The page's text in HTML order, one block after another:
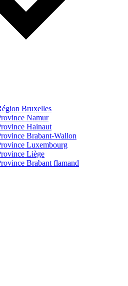
Bruxelles
Namur
Hainaut
Brabant-Wallon
Luxembourg
Liège
Brabant flamand